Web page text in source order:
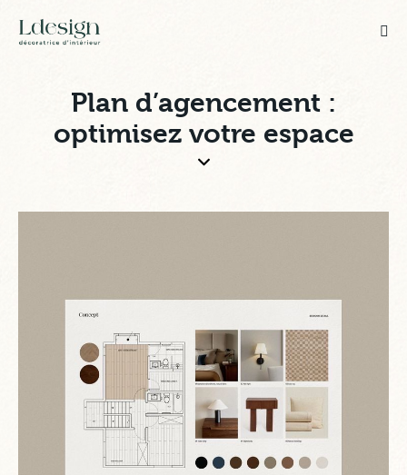
Plan d’agencement :
optimisez votre espace